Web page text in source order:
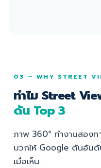
03 — WHY STREET
ทำไม Street
ดัน Top 3
ภาพ 360° ทำงานสอ
บวกให้ Google ดันอันดั
เมื่อเห็น